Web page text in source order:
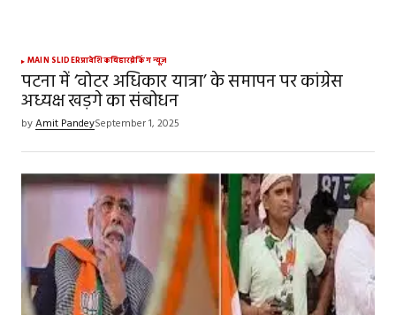
MAIN SLIDERप्रादेशिकबिहारब्रेकिंग न्यूज़
पटना में ‘वोटर अधिकार यात्रा’ के समापन पर कांग्रेस
अध्यक्ष खड़गे का संबोधन
byAmit PandeySeptember 1, 2025